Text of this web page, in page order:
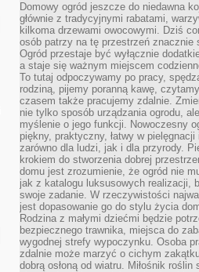
Domowy ogród jeszcze do niedawna
głównie z tradycyjnymi rabatami,
kilkoma drzewami owocowymi. Dziś
osób patrzy na tę przestrzeń znacznie
Ogród przestaje być wyłącznie
a staje się ważnym miejscem
To tutaj odpoczywamy po pracy,
rodziną, pijemy poranną kawę,
czasem także pracujemy zdalnie.
nie tylko sposób urządzania ogrodu,
myślenie o jego funkcji. Nowoczesny
piękny, praktyczny, łatwy w
zarówno dla ludzi, jak i dla przyrody.
krokiem do stworzenia dobrej
domu jest zrozumienie, że ogród nie
jak z katalogu luksusowych realizacji,
swoje zadanie. W rzeczywistości
jest dopasowanie go do stylu życia
Rodzina z małymi dziećmi będzie
bezpiecznego trawnika, miejsca do
wygodnej strefy wypoczynku. Osoba
zdalnie może marzyć o cichym
dobrą osłoną od wiatru. Miłośnik roślin